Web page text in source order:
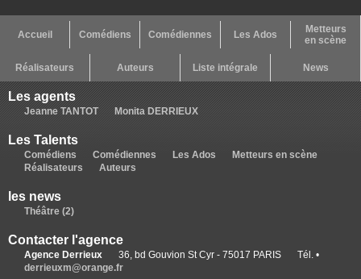
Accueil Comédiens Comédiennes Les Ados
Metteurs
en scène
Réalisateurs Auteurs Liste intégrale News
Les agents
Jeanne TANTOT Monita DERRIEUX
Les Talents
Comédiens Comédiennes Les Ados
Metteurs en scène
Réalisateurs
Auteurs
les news
Théâtre (2)
Contacter l'agence
Agence Derrieux 36, bd Gouvion St Cyr - 75017 PARIS
Tél. •
derrieuxm@orange.fr